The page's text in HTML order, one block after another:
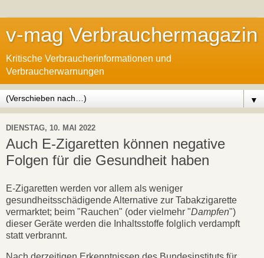
v-mag Verbrauchermagazin
Kritische Verbraucherinformationen und
Verbraucherwarnungen
▼
DIENSTAG, 10. MAI 2022
Auch E-Zigaretten können negative
Folgen für die Gesundheit haben
E-Zigaretten werden vor allem als weniger
gesundheitsschädigende Alternative zur Tabakzigarette
vermarktet; beim "Rauchen" (oder vielmehr "Dampfen")
dieser Geräte werden die Inhaltsstoffe folglich verdampft
statt verbrannt.